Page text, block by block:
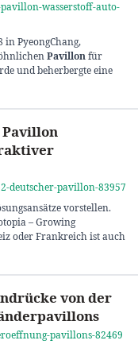
wasserstoff-auto-
PyeongChang,
Pavillonfür
und beherbergte eine
Pavillon
deutscher-pavillon-83957
vorstellen.
– Growing
oder Frankreich ist auch
von der
pavillons-82469